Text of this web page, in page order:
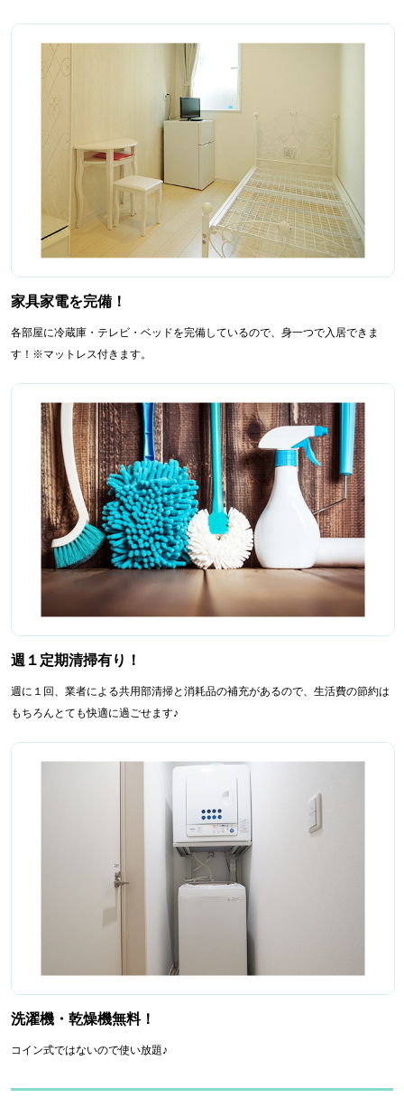
家具家電を完備！
各部屋に冷蔵庫・テレビ・ベッドを完備しているので、身一つで入居できま
す！※マットレス付きます。
週１定期清掃有り！
週に１回、業者による共用部清掃と消耗品の補充があるので、生活費の節約は
もちろんとても快適に過ごせます♪
洗濯機・乾燥機無料！
コイン式ではないので使い放題♪